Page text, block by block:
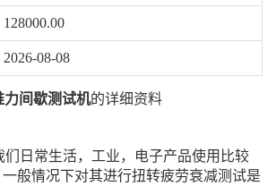
128000.00
2026-08-08
力间歇测试机的详细资料
们日常生活，工业，电子产品使用比较
般情况下对其进行扭转疲劳衰减测试是